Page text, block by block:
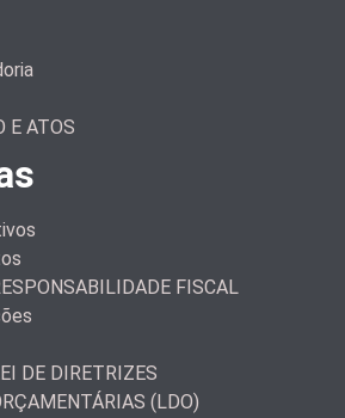
E ATOS
FISCAL
DE DIRETRIZES
(LDO)